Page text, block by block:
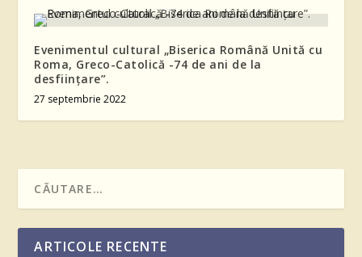
Evenimentul cultural „Biserica Română Unită cu
Roma, Greco-Catolică -74 de ani de la
desființare”.
27 septembrie 2022
ARTICOLE RECENTE